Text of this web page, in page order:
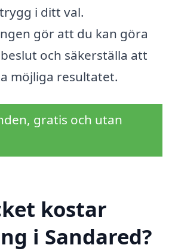
i ditt val.
gör att du kan göra
och säkerställa att
möjliga resultatet.
gratis och utan
kostar
i Sandared?